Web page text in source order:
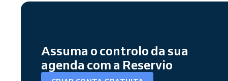
Assuma o controlo da sua
agenda com a Reservio